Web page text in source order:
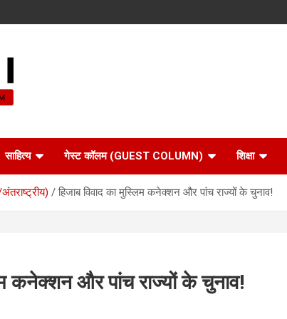
साहित्य गेस्ट कॉलम (GUEST COLUMN) शिक्षा
हिजाब विवाद का मुस्लिम कनेक्शन और पांच राज्यों के चुनाव!
कनेक्शन और पांच राज्यों के चुनाव!